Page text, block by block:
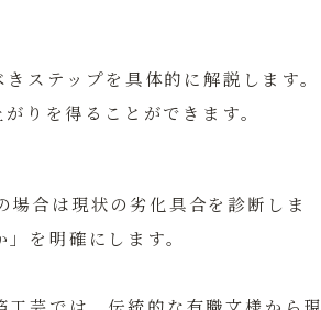
ステップを具体的に解説します。
りを得ることができます。
合は現状の劣化具合を診断しま
を明確にします。